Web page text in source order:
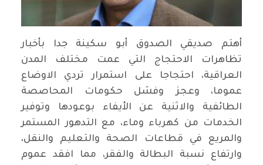
أهتم صديقي الصدوق أبو سكينة جدا بأخبار
تظاهرات الاحتجاج التي عمت مختلف المدن
العراقية، احتجاجا على استمرار تردي الاوضاع
عموما، وعجز وفشل حكومات المحاصصة
الطائفية والاثنية عن الأيفاء بوعودها وتوفير
الخدمات من كهرباء وماء، مع التدهور المستمر
والمريع في قطاعات الصحة والتعليم والنقل،
وارتفاع نسبة البطالة والفقر، مما افقد عموم